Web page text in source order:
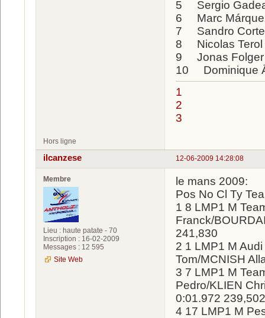
5 Sergio
6 Marc
7 Sandro
8 Nicolas
9 Jonas
10
1
2
3
Hors ligne
12-06-2009 14:28:08
ilcanzese
Membre
Lieu : haute patate - 70
Inscription : 16-02-2009
Messages : 12 595
Site Web
le mans 2009:
Pos No Cl Ty
1 8 LMP1 M
Franck/
241,830
2 1 LMP1 M
Tom/MCNISH
3 7 LMP1 M
Pedro/KLIEN
0:01.972 239,502
4 17 LMP1 M